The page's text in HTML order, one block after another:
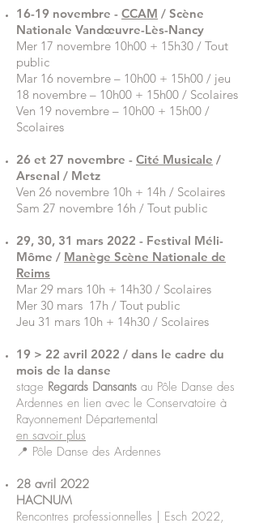
16-19 novembre - CCAM / Scène
Nationale Vandœuvre-Lès-Nancy
Mer 17 novembre 10h00 + 15h30 / Tout
public
Mar 16 novembre – 10h00 + 15h00 / jeu
18 novembre – 10h00 + 15h00 / Scolaires
Ven 19 novembre – 10h00 + 15h00 /
Scolaires
26 et 27 novembre - Cité Musicale /
Arsenal / Metz
Ven 26 novembre 10h + 14h / Scolaires
Sam 27 novembre 16h / Tout public
29, 30, 31 mars 2022 - Festival Méli-
Môme / Manège Scène Nationale de
Reims
Mar 29 mars 10h + 14h30 / Scolaires
Mer 30 mars 17h / Tout public
Jeu 31 mars 10h + 14h30 / Scolaires
19 > 22 avril 2022 / dans le cadre du
mois de la danse
stage Regards Dansants au Pôle Danse des
Ardennes en lien avec le Conservatoire à
Rayonnement Départemental
en savoir plus
📍 Pôle Danse des Ardennes
28 avril 2022
HACNUM
Rencontres professionnelles | Esch 2022,